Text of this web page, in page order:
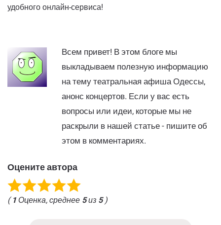
удобного онлайн-сервиса!
Всем привет! В этом блоге мы
выкладываем полезную информацию
на тему театральная афиша Одессы,
анонс концертов. Если у вас есть
вопросы или идеи, которые мы не
раскрыли в нашей статье - пишите об
этом в комментариях.
Оцените автора
( 1 Оценка, среднее 5из 5)